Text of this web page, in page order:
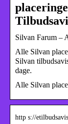
Silvan Farum –
Alle Silvan
Silvan
dage.
Alle Silvan
http s://